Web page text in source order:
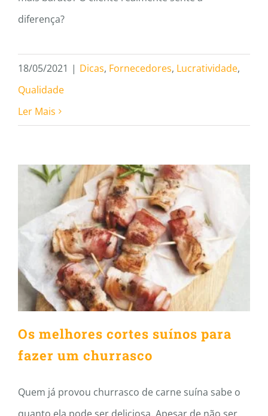
diferença?
18/05/2021 | Dicas, Fornecedores, Lucratividade,
Qualidade
Ler Mais
Os melhores cortes suínos
para fazer um churrasco
Os melhores cortes suínos para
fazer um churrasco
Quem já provou churrasco de carne suína sabe o